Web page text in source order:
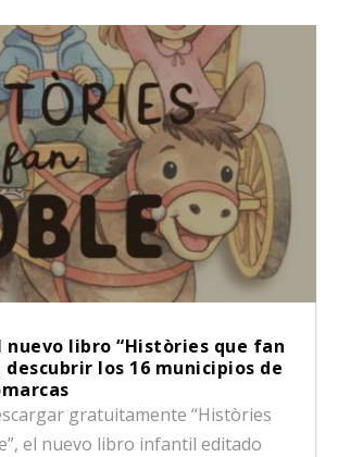
nuevo libro “Històries que fan
descubrir los 16 municipios de
gratuitamente “Històries
el nuevo libro infantil editado